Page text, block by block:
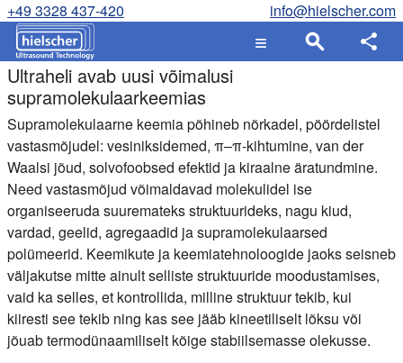
+49 3328 437-420 info@hielscher.com
Ultraheli avab uusi võimalusi
supramolekulaarkeemias
Supramolekulaarne keemia põhineb nõrkadel, pöördelistel
vastasmõjudel: vesiniksidemed, π–π-kihtumine, van der
Waalsi jõud, solvofoobsed efektid ja kiraalne äratundmine.
Need vastasmõjud võimaldavad molekulidel ise
organiseeruda suuremateks struktuurideks, nagu kiud,
vardad, geelid, agregaadid ja supramolekulaarsed
polümeerid. Keemikute ja keemiatehnoloogide jaoks seisneb
väljakutse mitte ainult selliste struktuuride moodustamises,
vaid ka selles, et kontrollida, milline struktuur tekib, kui
kiiresti see tekib ning kas see jääb kineetiliselt lõksu või
jõuab termodünaamiliselt kõige stabiilsemasse olekusse.